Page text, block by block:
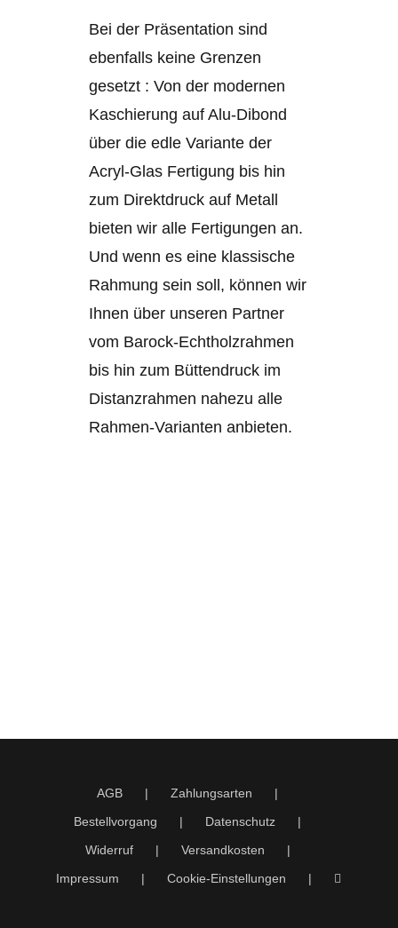
Bei der Präsentation sind
ebenfalls keine Grenzen
gesetzt : Von der modernen
Kaschierung auf Alu-Dibond
über die edle Variante der
Acryl-Glas Fertigung bis hin
zum Direktdruck auf Metall
bieten wir alle Fertigungen an.
Und wenn es eine klassische
Rahmung sein soll, können wir
Ihnen über unseren Partner
vom Barock-Echtholzrahmen
bis hin zum Büttendruck im
Distanzrahmen nahezu alle
Rahmen-Varianten anbieten.
AGB
Zahlungsarten
Bestellvorgang
Datenschutz
Widerruf
Versandkosten
Impressum
Cookie-Einstellungen